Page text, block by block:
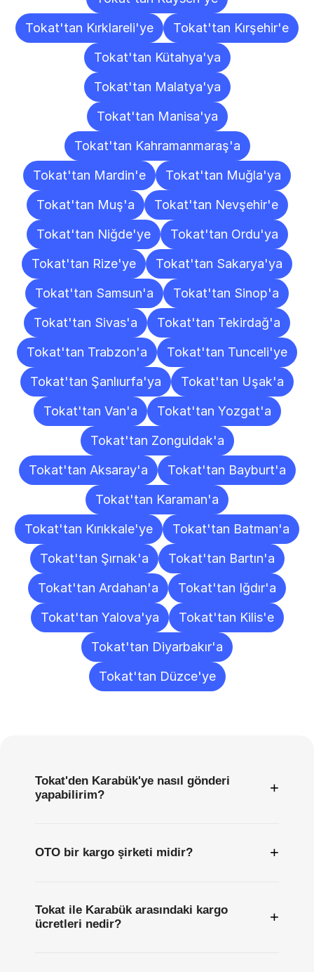
Tokat'tan Kırklareli'ye
Tokat'tan Kırşehir'e
Tokat'tan Kütahya'ya
Tokat'tan Malatya'ya
Tokat'tan Manisa'ya
Tokat'tan Kahramanmaraş'a
Tokat'tan Mardin'e
Tokat'tan Muğla'ya
Tokat'tan Muş'a
Tokat'tan Nevşehir'e
Tokat'tan Niğde'ye
Tokat'tan Ordu'ya
Tokat'tan Rize'ye
Tokat'tan Sakarya'ya
Tokat'tan Samsun'a
Tokat'tan Sinop'a
Tokat'tan Sivas'a
Tokat'tan Tekirdağ'a
Tokat'tan Trabzon'a
Tokat'tan Tunceli'ye
Tokat'tan Şanlıurfa'ya
Tokat'tan Uşak'a
Tokat'tan Van'a
Tokat'tan Yozgat'a
Tokat'tan Zonguldak'a
Tokat'tan Aksaray'a
Tokat'tan Bayburt'a
Tokat'tan Karaman'a
Tokat'tan Kırıkkale'ye
Tokat'tan Batman'a
Tokat'tan Şırnak'a
Tokat'tan Bartın'a
Tokat'tan Ardahan'a
Tokat'tan Iğdır'a
Tokat'tan Yalova'ya
Tokat'tan Kilis'e
Tokat'tan Diyarbakır'a
Tokat'tan Düzce'ye
Tokat'den Karabük'ye nasıl gönderi
yapabilirim?
+
OTO bir kargo şirketi midir? +
Tokat ile Karabük arasındaki kargo
ücretleri nedir?
+